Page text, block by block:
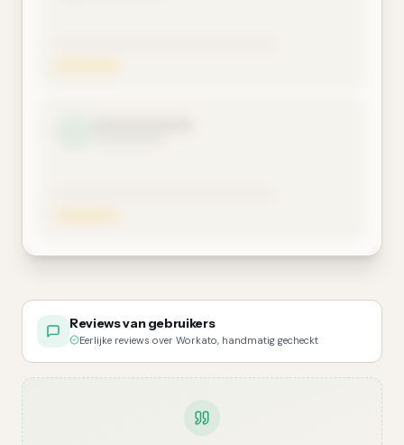
Reviews van gebruikers
Eerlijke reviews over Workato, handmatig gecheckt